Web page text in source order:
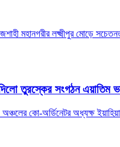
মহানগরীর লক্ষ্মীপুর মোড়ে
তুরস্কের সংগঠন এয়াতিম
কো-অর্ডিনেটর অধ্যক্ষ